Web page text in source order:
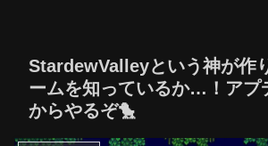
StardewValleyという神が作
ームを知っているか…！アプ
からやるぞ🐤